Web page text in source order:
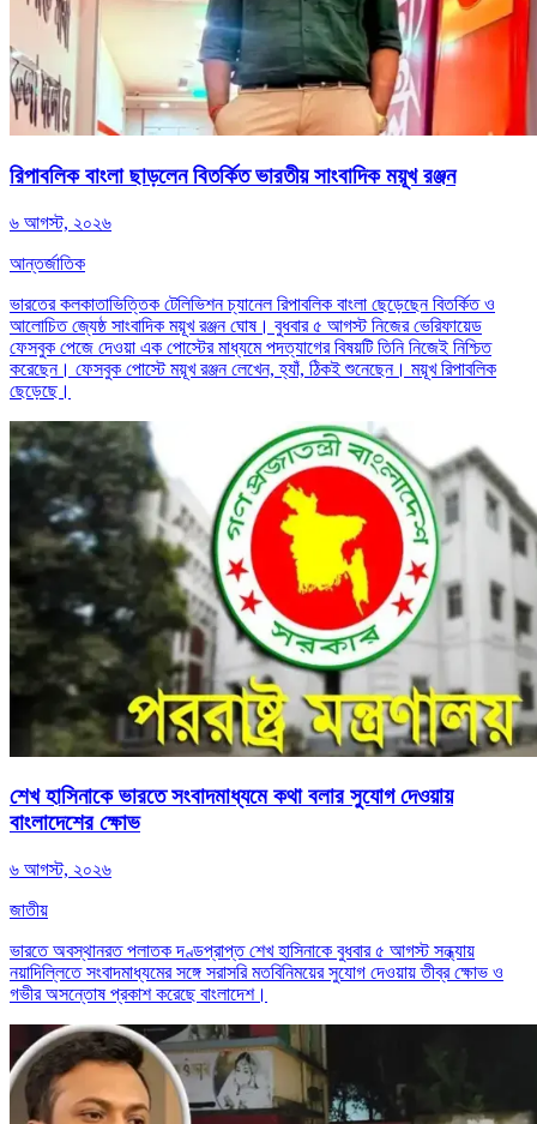
রিপাবলিক বাংলা ছাড়লেন বিতর্কিত ভারতীয় সাংবাদিক ময়ূখ রঞ্জন
৬ আগস্ট, ২০২৬
আন্তর্জাতিক
ভারতের কলকাতাভিত্তিক টেলিভিশন চ্যানেল রিপাবলিক বাংলা ছেড়েছেন বিতর্কিত ও
আলোচিত জ্যেষ্ঠ সাংবাদিক ময়ূখ রঞ্জন ঘোষ। বুধবার ৫ আগস্ট নিজের ভেরিফায়েড
ফেসবুক পেজে দেওয়া এক পোস্টের মাধ্যমে পদত্যাগের বিষয়টি তিনি নিজেই নিশ্চিত
করেছেন। ফেসবুক পোস্টে ময়ূখ রঞ্জন লেখেন, হ্যাঁ, ঠিকই শুনেছেন। ময়ূখ রিপাবলিক
ছেড়েছে।
শেখ হাসিনাকে ভারতে সংবাদমাধ্যমে কথা বলার সুযোগ দেওয়ায়
বাংলাদেশের ক্ষোভ
৬ আগস্ট, ২০২৬
জাতীয়
ভারতে অবস্থানরত পলাতক দণ্ডপ্রাপ্ত শেখ হাসিনাকে বুধবার ৫ আগস্ট সন্ধ্যায়
নয়াদিল্লিতে সংবাদমাধ্যমের সঙ্গে সরাসরি মতবিনিময়ের সুযোগ দেওয়ায় তীব্র ক্ষোভ ও
গভীর অসন্তোষ প্রকাশ করেছে বাংলাদেশ।